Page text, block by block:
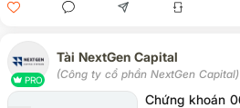
nới lỏng tiền
rướn lên vùng
trước khi chịu
bước vào pha
PRO
Tài NextGen Capital
(Công ty cổ phần NextGen Capital)
Chứng khoán